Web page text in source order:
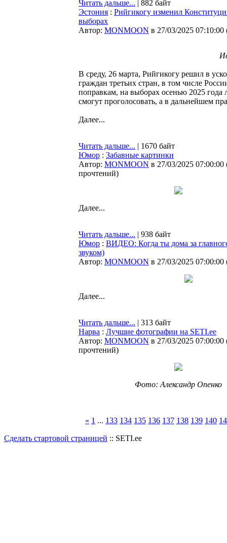
Читать дальше... | 882 байт
Эстония : Рийгикогу изменил
выборах
Автор: MONMOON в 27/03/2025 07:10:00
В среду, 26 марта, Рийгикогу решил в
граждан третьих стран, в том числе
поправкам, на выборах осенью 2025 года
смогут проголосовать, а в дальнейшем
Далее...
Читать дальше... | 1670 байт
Юмор : Забавные картинки
Автор: MONMOON в 27/03/2025 07:00:00
прочтений)
Далее...
Читать дальше... | 938 байт
Юмор : ВИДЕО: Когда ты дома за
звуком)
Автор: MONMOON в 27/03/2025 07:00:00
Далее...
Читать дальше... | 313 байт
Нарва : Лучшие фотографии на SETI.ee
Автор: MONMOON в 27/03/2025 07:00:00
прочтений)
Фото: Александр Опенко
« 1 ... 133 134 135 136 137 138 139 140
Сделать стартовой страницей :: SETI.ee